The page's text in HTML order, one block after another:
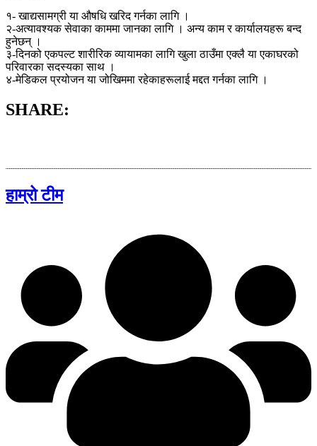
१- खाद्यसामग्री या औषधि खरिद गर्नका लागि ।
२-अत्यावश्यक सेवाका काममा जानका लागि । अन्य काम र कार्यालयहरू बन्द
हुनेछन् ।
३-दिनको एकपल्ट शारीरिक व्यायामका लागि खुला ठाउँमा एक्लै या एकाघरको
परिवारका सदस्यका साथ ।
४-मेडिकल प्रयोजन या जोखिममा रहेकाहरूलाई मद्दत गर्नका लागि ।
SHARE:
हाम्रो टीम